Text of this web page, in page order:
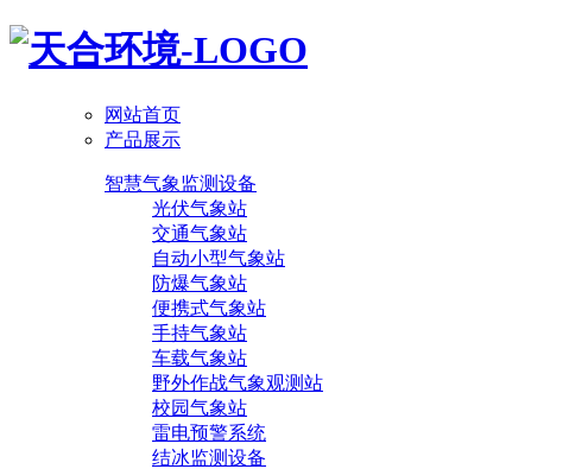
网站首页
产品展示
智慧气象监测设备
光伏气象站
交通气象站
自动小型气象站
防爆气象站
便携式气象站
手持气象站
车载气象站
野外作战气象观测站
校园气象站
雷电预警系统
结冰监测设备